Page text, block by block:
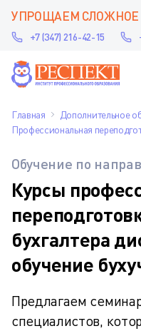
УПРОЩАЕМ СЛОЖНОЕ
+7 (347) 216-42-15
Главная Дополнительное
Профессиональная
Обучение по
Курсы
бухгалтера
обучение
Предлагаем
специалистов,